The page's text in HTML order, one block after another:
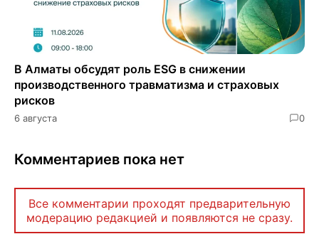
В Алматы обсудят роль ESG в снижении
производственного травматизма и страховых
рисков
6 августа 0
Комментариев пока нет
Все комментарии проходят предварительную
модерацию редакцией и появляются не сразу.